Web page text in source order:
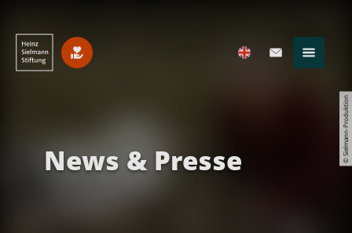
© Sielmann-Produktion
News & Presse